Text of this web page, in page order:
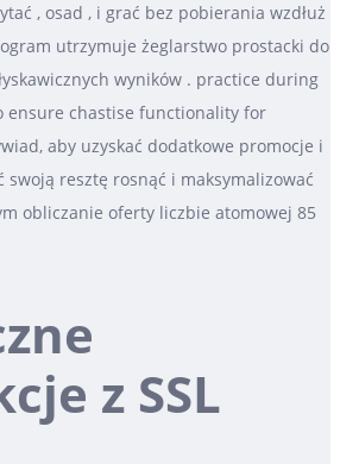
, osad , i grać bez pobierania wzdłuż
utrzymuje żeglarstwo prostacki do
wyników . practice during
chastise functionality for
aby uzyskać dodatkowe promocje i
swoją resztę rosnąć i maksymalizować
obliczanie oferty liczbie atomowej 85
z SSL